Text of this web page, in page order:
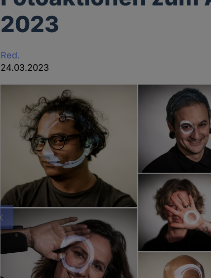
2023
Red.
24.03.2023